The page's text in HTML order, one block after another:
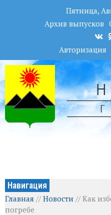
Пятница,
Архив выпусков
Авторизация
Навигация
Главная //Новости //Как
погребе